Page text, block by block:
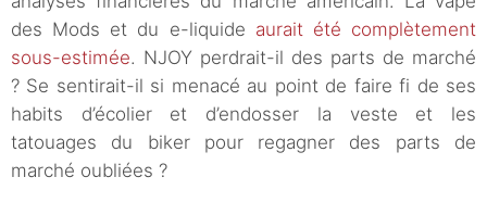
des Mods et du e-liquide aurait été complètement
sous-estimée. NJOY perdrait-il des parts de marché
? Se sentirait-il si menacé au point de faire fi de ses
habits d’écolier et d’endosser la veste et les
tatouages du biker pour regagner des parts de
marché oubliées ?